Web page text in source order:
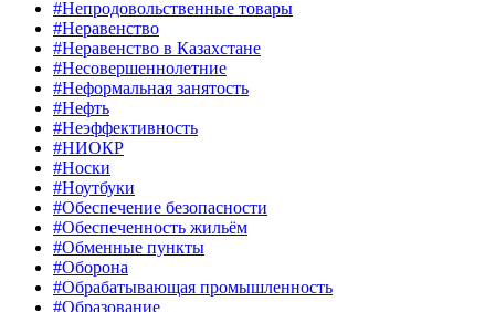
#Непродовольственные товары
#Неравенство
#Неравенство в Казахстане
#Несовершеннолетние
#Неформальная занятость
#Нефть
#Неэффективность
#НИОКР
#Носки
#Ноутбуки
#Обеспечение безопасности
#Обеспеченность жильём
#Обменные пункты
#Оборона
#Обрабатывающая промышленность
#Образование